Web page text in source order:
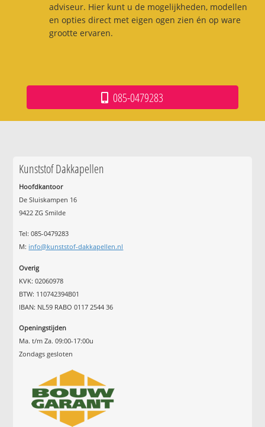
adviseur. Hier kunt u de mogelijkheden, modellen
en opties direct met eigen ogen zien én op ware
grootte ervaren.
085-0479283
Kunststof Dakkapellen
Hoofdkantoor
De Sluiskampen 16
9422 ZG Smilde
Tel: 085-0479283
M: info@kunststof-dakkapellen.nl
Overig
KVK: 02060978
BTW: 110742394B01
IBAN: NL59 RABO 0117 2544 36
Openingstijden
Ma. t/m Za. 09:00-17:00u
Zondags gesloten